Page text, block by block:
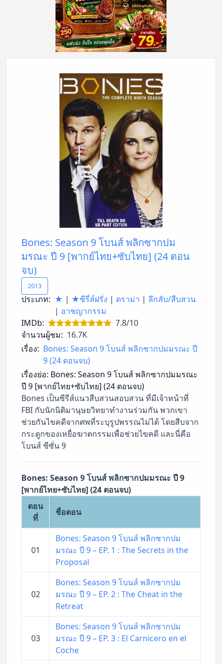
Bones: Season 9 โบนส์ พลิกซากปม
มรณะ ปี 9 [พากย์ไทย+ซับไทย] (24 ตอน
จบ)
2013
ประเภท: ★ | ★ซีรี่ส์ฝรั่ง | ดราม่า | ลึกลับ/สืบสวน
| อาชญากรรม
IMDb:
7.8/10
จำนวนผู้ชม: 16.7K
เรื่อง: Bones: Season 9 โบนส์ พลิกซากปมมรณะ ปี
9 (24 ตอนจบ)
เรื่องย่อ: Bones: Season 9 โบนส์ พลิกซากปมมรณะ
ปี 9 [พากย์ไทย+ซับไทย] (24 ตอนจบ)
Bones เป็นซีรีส์แนวสืบสวนสอบสวน ที่มีเจ้าหน้าที่
FBI กับนักนิติมานุษยวิทยาทำงานร่วมกัน พวกเขา
ช่วยกันไขคดีจากศพที่ระบุรูปพรรณไม่ได้ โดยสืบจาก
กระดูกของเหยื่อฆาตกรรมเพื่อช่วยไขคดี และนี่คือ
โบนส์ ซีซั่น 9
Bones: Season 9 โบนส์ พลิกซากปมมรณะ ปี 9
[พากย์ไทย+ซับไทย] (24 ตอนจบ)
ตอน
ที่
ชื่อตอน
01
Bones: Season 9 โบนส์ พลิกซากปม
มรณะ ปี 9 – EP. 1 : The Secrets in the
Proposal
02
Bones: Season 9 โบนส์ พลิกซากปม
มรณะ ปี 9 – EP. 2 : The Cheat in the
Retreat
03
Bones: Season 9 โบนส์ พลิกซากปม
มรณะ ปี 9 – EP. 3 : El Carnicero en el
Coche